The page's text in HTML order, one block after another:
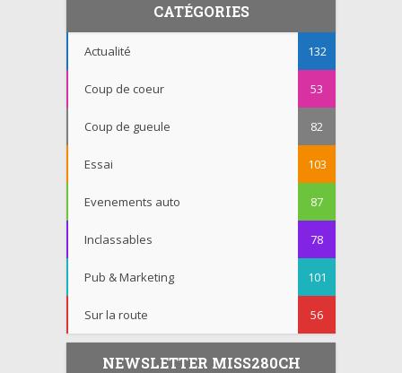
CATÉGORIES
Actualité 132
Coup de coeur 53
Coup de gueule 82
Essai 103
Evenements auto 87
Inclassables 78
Pub & Marketing 101
Sur la route 56
NEWSLETTER MISS280CH